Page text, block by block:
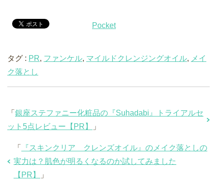
Pocket
タグ : PR, ファンケル, マイルドクレンジングオイル, メイ
ク落とし
「 銀座ステファニー化粧品の『Suhadabi』トライアルセ
ット5点レビュー【PR】
」
「
『スキンクリア クレンズオイル』のメイク落としの
実力は？肌色が明るくなるのか試してみました
【PR】
」